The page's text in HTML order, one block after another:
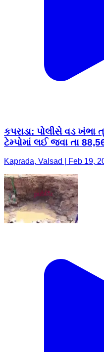
કપરાડા: પોલીસે વડ ખંભા
ટેમ્પોમાં લઈ જવા તા
Kaprada, Valsad | Feb 19,